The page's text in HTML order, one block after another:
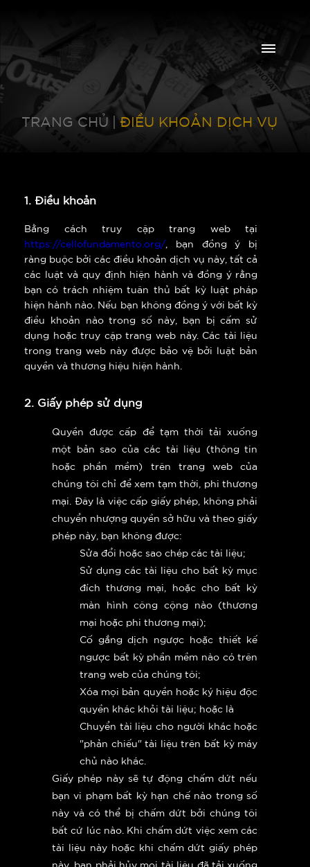
TRANG CHỦ | ĐIỀU KHOẢN DỊCH VỤ
1. Điều khoản
Bằng cách truy cập trang web tại
https://cellofundamento.org/ , bạn đồng ý bị
ràng buộc bởi các điều khoản dịch vụ này, tất cả
các luật và quy định hiện hành và đồng ý rằng
bạn có trách nhiệm tuân thủ bất kỳ luật pháp
hiện hành nào. Nếu bạn không đồng ý với bất kỳ
điều khoản nào trong số này, bạn bị cấm sử
dụng hoặc truy cập trang web này. Các tài liệu
trong trang web này được bảo vệ bởi luật bản
quyền và thương hiệu hiện hành.
2. Giấy phép sử dụng
Quyền được cấp để tạm thời tải xuống
một bản sao của các tài liệu (thông tin
hoặc phần mềm) trên trang web của
chúng tôi chỉ để xem tạm thời, phi thương
mại. Đây là việc cấp giấy phép, không phải
chuyển nhượng quyền sở hữu và theo giấy
phép này, bạn không được:
Sửa đổi hoặc sao chép các tài liệu;
Sử dụng các tài liệu cho bất kỳ mục
đích thương mại, hoặc cho bất kỳ
màn hình công cộng nào (thương
mại hoặc phi thương mại);
Cố gắng dịch ngược hoặc thiết kế
ngược bất kỳ phần mềm nào có trên
trang web của chúng tôi;
Xóa mọi bản quyền hoặc ký hiệu độc
quyền khác khỏi tài liệu; hoặc là
Chuyển tài liệu cho người khác hoặc
"phản chiếu" tài liệu trên bất kỳ máy
chủ nào khác.
Giấy phép này sẽ tự động chấm dứt nếu
bạn vi phạm bất kỳ hạn chế nào trong số
này và có thể bị chấm dứt bởi chúng tôi
bất cứ lúc nào. Khi chấm dứt việc xem các
tài liệu này hoặc khi chấm dứt giấy phép
này, bạn phải hủy mọi tài liệu đã tải xuống